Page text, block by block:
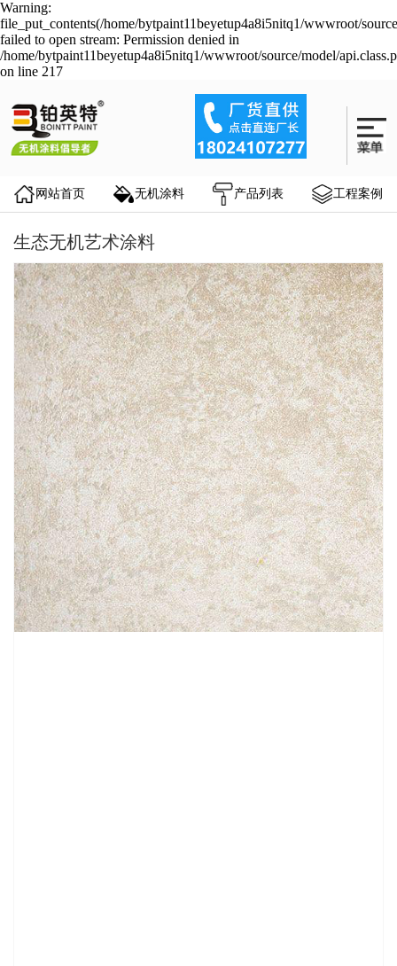
Warning:
file_put_contents(/home/bytpaint11beyetup4a8i5nitq1/wwwroot/
failed to open stream: Permission denied in
/home/bytpaint11beyetup4a8i5nitq1/wwwroot/source/model/
on line 217
网站首页 无机涂料 产品列表 工程案例
生态无机艺术涂料